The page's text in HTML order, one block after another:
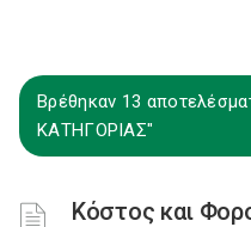
Βρέθηκαν 13
ΚΑΤΗΓΟΡΙΑΣ"
Κόστος και